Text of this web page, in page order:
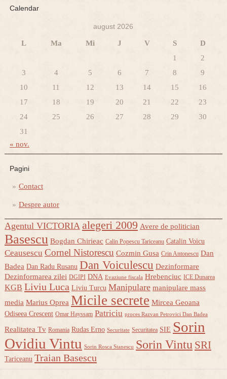
Calendar
august 2026
L Ma Mi J V S
D
1
2
3
4 5 6 7 8
9
10
11 12 13 14 15
16
17
18 19 20 21 22
23
24
25 26 27 28 29
30
31
« nov.
Pagini
Contact
Despre autor
Agentul VICTORIA alegeri 2009 Avere de politician
Basescu Bogdan Chirieac Calin Popescu Tariceanu Catalin Voicu
Ceausescu Cornel Nistorescu Cozmin Gusa Crin Antonescu Dan
Badea Dan Radu Rusanu Dan Voiculescu Dezinformare
Dezinformarea zilei DGIPI DNA Evaziune fiscala Hrebenciuc ICE Dunarea
KGB Liviu Luca Liviu Turcu Manipulare manipulare mass
media Marius Oprea Micile secrete Mircea Geoana
Odiseea Crescent Omar Hayssam Patriciu proces Razvan Petrovici Dan Badea
Realitatea Tv Romania Rudas Erno Securitate Securitatea SIE Sorin
Ovidiu Vintu Sorin Rosca Stanescu Sorin Vintu SRI
Tariceanu Traian Basescu